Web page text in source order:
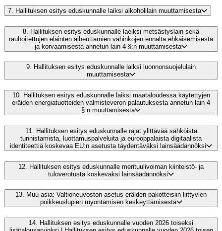
7. Hallituksen esitys eduskunnalle laiksi alkoholilain muuttamisesta
8. Hallituksen esitys eduskunnalle laeiksi metsästyslain sekä
rauhoitettujen eläinten aiheuttamien vahinkojen ennalta ehkäisemisestä
ja korvaamisesta annetun lain 4 §:n muuttamisesta
9. Hallituksen esitys eduskunnalle laiksi luonnonsuojelulain
muuttamisesta
10. Hallituksen esitys eduskunnalle laiksi maataloudessa käytettyjen
eräiden energiatuotteiden valmisteveron palautuksesta annetun lain 4
§:n muuttamisesta
11.
Hallituksen esitys eduskunnalle rajat ylittävää sähköistä
tunnistamista, luottamuspalveluita ja eurooppalaista digitaalista
identiteettiä koskevaa EU:n asetusta täydentäväksi lainsäädännöksi
12. Hallituksen esitys eduskunnalle merituulivoiman kiinteistö- ja
tuloverotusta koskevaksi lainsäädännöksi
13. Muu asia: Valtioneuvoston asetus eräiden pakotteisiin liittyvien
poikkeuslupien myöntämisen keskeyttämisestä
14.
Hallituksen esitys eduskunnalle vuoden 2026 toiseksi